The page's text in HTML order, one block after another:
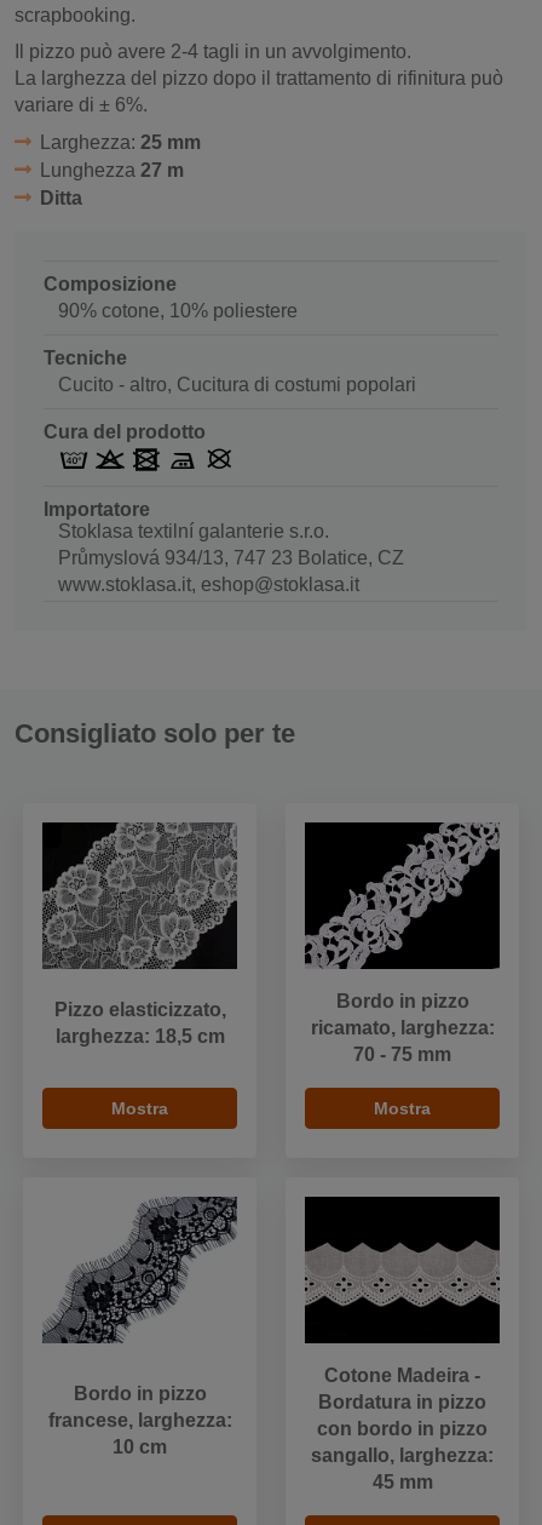
scrapbooking.
Il pizzo può avere 2-4 tagli in un avvolgimento.
La larghezza del pizzo dopo il trattamento di rifinitura può
variare di ± 6%.
Larghezza: 25 mm
Lunghezza 27 m
Ditta
Composizione
90% cotone, 10% poliestere
Tecniche
Cucito - altro, Cucitura di costumi popolari
Cura del prodotto
Importatore
Stoklasa textilní galanterie s.r.o.
Průmyslová 934/13, 747 23 Bolatice, CZ
www.stoklasa.it, eshop@stoklasa.it
Consigliato solo per te
Pizzo elasticizzato,
larghezza: 18,5 cm
Mostra
Bordo in pizzo
ricamato, larghezza:
70 - 75 mm
Mostra
Bordo in pizzo
francese, larghezza:
10 cm
Cotone Madeira -
Bordatura in pizzo
con bordo in pizzo
sangallo, larghezza:
45 mm